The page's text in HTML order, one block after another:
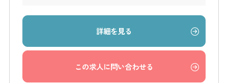
詳細を見る
この求人に問い合わせる